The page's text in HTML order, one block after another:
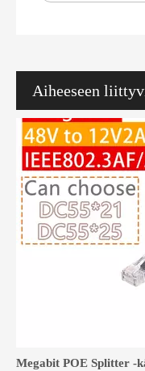
Aiheeseen
Opi, kuinka 10/100